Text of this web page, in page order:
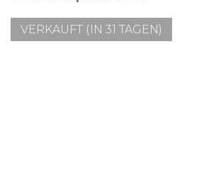
VERKAUFT (IN 31 TAGEN)